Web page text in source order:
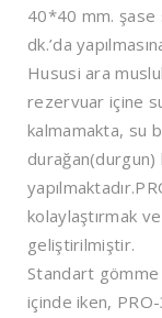
40*40 mm. şase
dk.’da
Hususi ara
rezervuar içine
kalmamakta, su
durağan(durgun)
kolaylaştırmak
geliştirilmiştir.
Standart
içinde iken,